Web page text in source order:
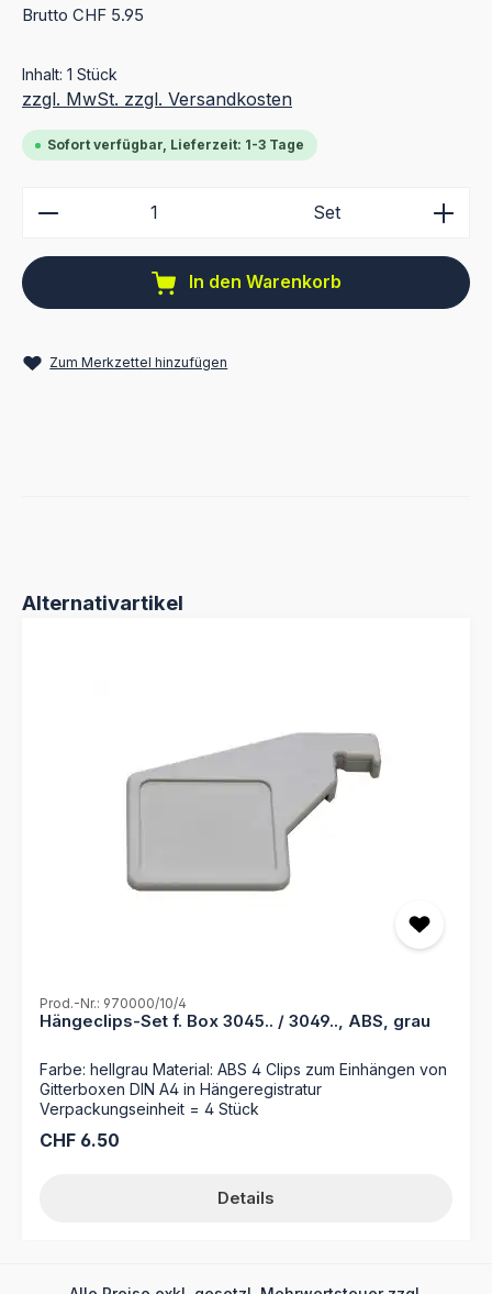
Brutto CHF 5.95
Inhalt: 1 Stück
zzgl. MwSt. zzgl. Versandkosten
Sofort verfügbar, Lieferzeit: 1-3 Tage
Produkt Anzahl: Gib den gewünschten Wert ein
Set
In den Warenkorb
Zum Merkzettel hinzufügen
Produktgalerie überspringen
Alternativartikel
Prod.-Nr.: 970000/10/4
Hängeclips-Set f. Box 3045.. / 3049.., ABS, grau
Farbe: hellgrau Material: ABS 4 Clips zum Einhängen von
Gitterboxen DIN A4 in Hängeregistratur
Verpackungseinheit = 4 Stück
Regulärer Preis:
CHF 6.50
Details